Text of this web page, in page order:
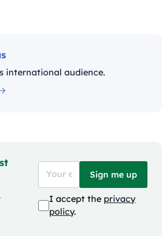
international audience.
Sign me up
I accept the privacy
policy.